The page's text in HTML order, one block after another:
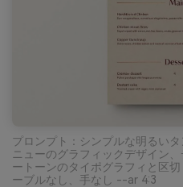
プロンプト：シンプルな明るい
ニューのグラフィックデザイン
ートーンのタイポグラフィと区
ーブルなし、手なし --ar 4:3